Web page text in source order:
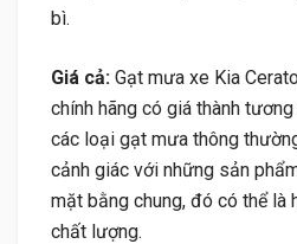
bì.
Giá cả: Gạt mưa xe Kia
chính hãng có giá thành
các loại gạt mưa thông
cảnh giác với những sản
mặt bằng chung, đó có thể là
chất lượng.